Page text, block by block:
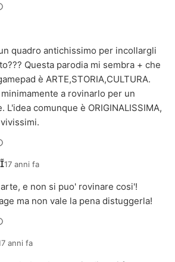
quadro antichissimo per incollargli
Questa parodia mi sembra + che
è ARTE,STORIA,CULTURA.
a rovinarlo per un
L'idea comunque è ORIGINALISSIMA,
17 anni fa
e non si puo' rovinare cosi'!
ma non vale la pena distuggerla!
anni fa